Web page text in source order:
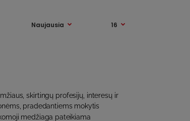
skirtingų profesijų, interesų ir
pradedantiems mokytis
medžiaga pateikiama